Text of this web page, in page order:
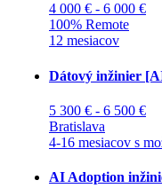
4 000 € - 6 000 €
100% Remote
12 mesiacov
Dátový inžinier
5 300 € - 6 500 €
Bratislava
4-16 mesiacov s
AI Adoption